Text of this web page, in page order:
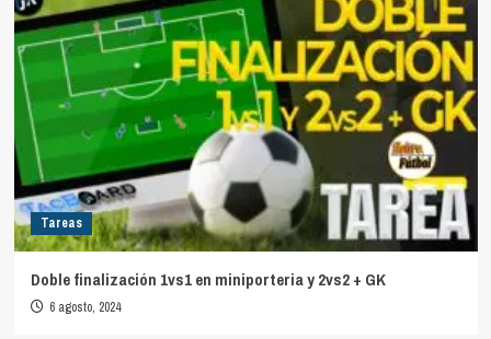
Tareas
Doble finalización 1vs1 en miniporteria y 2vs2 + GK
6 agosto, 2024